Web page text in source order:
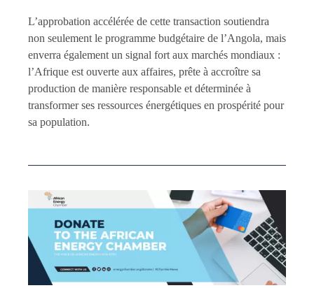
L’approbation accélérée de cette transaction soutiendra
non seulement le programme budgétaire de l’Angola, mais
enverra également un signal fort aux marchés mondiaux :
l’Afrique est ouverte aux affaires, prête à accroître sa
production de manière responsable et déterminée à
transformer ses ressources énergétiques en prospérité pour
sa population.